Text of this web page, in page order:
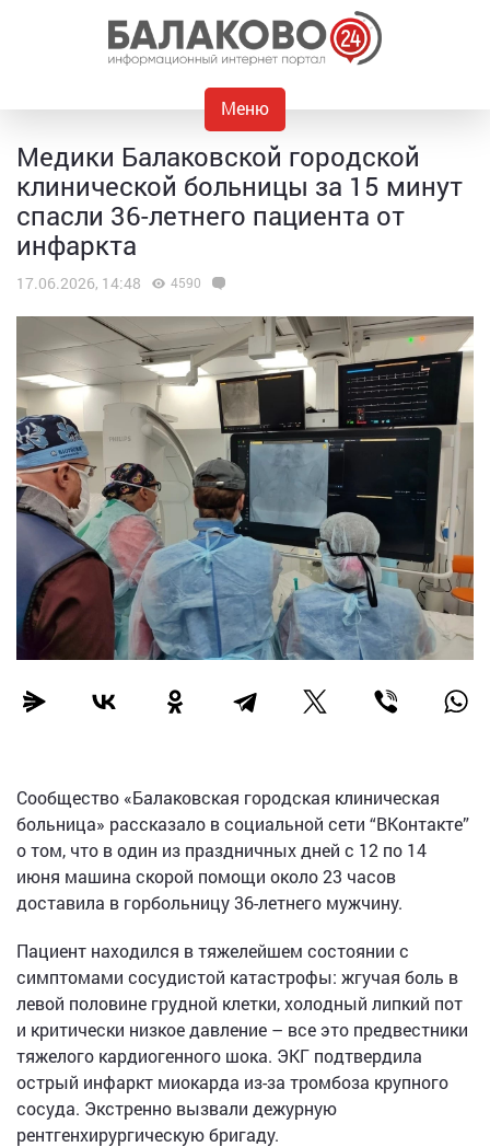
Меню
Медики Балаковской городской
клинической больницы за 15 минут
спасли 36-летнего пациента от
инфаркта
17.06.2026, 14:48 4590
Сообщество «Балаковская городская клиническая
больница» рассказало в социальной сети “ВКонтакте”
о том, что в один из праздничных дней с 12 по 14
июня машина скорой помощи около 23 часов
доставила в горбольницу 36-летнего мужчину.
Пациент находился в тяжелейшем состоянии с
симптомами сосудистой катастрофы: жгучая боль в
левой половине грудной клетки, холодный липкий пот
и критически низкое давление – все это предвестники
тяжелого кардиогенного шока. ЭКГ подтвердила
острый инфаркт миокарда из-за тромбоза крупного
сосуда. Экстренно вызвали дежурную
рентгенхирургическую бригаду.